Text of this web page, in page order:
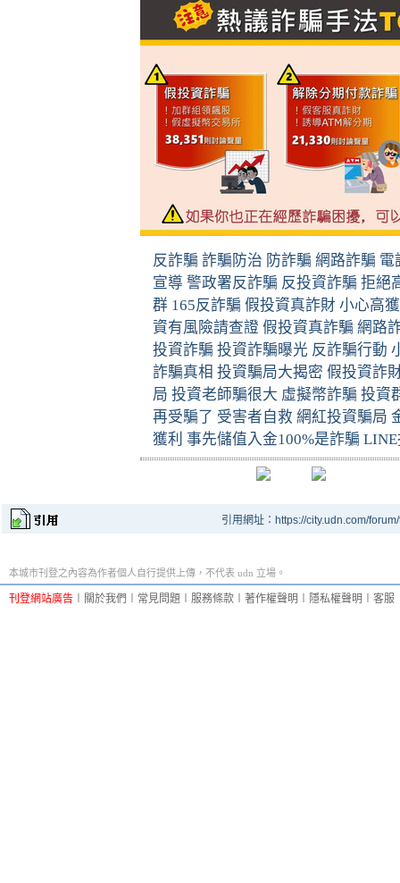
反詐騙 詐騙防治 防詐騙 網路詐騙 電
宣導 警政署反詐騙 反投資詐騙 拒絕
群 165反詐騙 假投資真詐財 小心高
資有風險請查證 假投資真詐騙 網路
投資詐騙 投資詐騙曝光 反詐騙行動
詐騙真相 投資騙局大揭密 假投資詐
局 投資老師騙很大 虛擬幣詐騙 投資
再受騙了 受害者自救 網紅投資騙局
獲利 事先儲值入金100%是詐騙 LINE
引用網址：https://city.udn.com/
本城市刊登之內容為作者個人自行提供上傳，不代表 udn 立場。
刊登網站廣告 關於我們 常見問題 服務條款 著作權聲明 隱私權聲明 客服